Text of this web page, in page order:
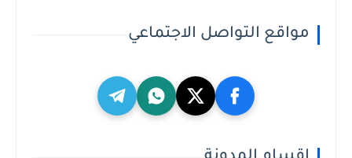
مواقع التواصل الاجتماعي